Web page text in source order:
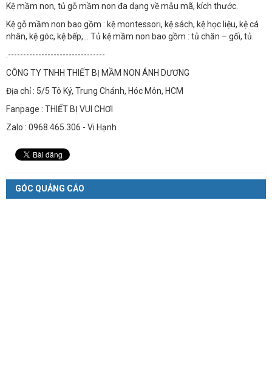
Kệ mầm non, tủ gỗ mầm non đa dạng về mẫu mã, kích thước.
Kệ gỗ mầm non bao gồm : kệ montessori, kệ sách, kệ học liệu, kệ cá
nhân, kệ góc, kệ bếp,… Tủ kệ mầm non bao gồm : tủ chăn – gối, tủ.
.--------------------------------
CÔNG TY TNHH THIẾT BỊ MẦM NON ÁNH DƯƠNG
Địa chỉ : 5/5 Tô Ký, Trung Chánh, Hóc Môn, HCM
Fanpage : THIẾT BỊ VUI CHƠI
Zalo : 0968.465.306 - Vi Hạnh
GÓC QUẢNG CÁO